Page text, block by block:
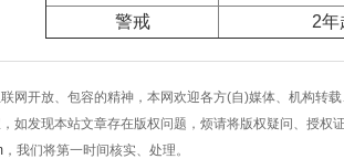
警戒
2年
联网开放、包容的精神，本网欢迎各方(自)媒体、机构转
如发现本站文章存在版权问题，烦请将版权疑问、授权
，我们将第一时间核实、处理。